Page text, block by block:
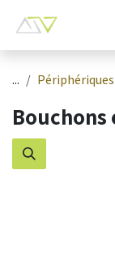
... Périphériques